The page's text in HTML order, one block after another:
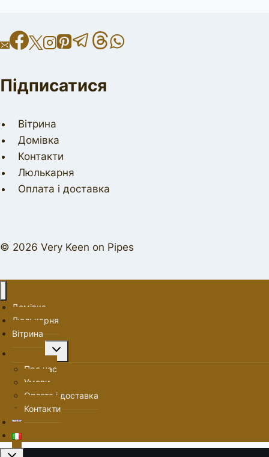
Підписатися
Вітрина
Домівка
Контакти
Люлькарня
Оплата і доставка
© 2026 Very Keen on Pipes
Домівка
Люлькарня
Вітрина
Перемкнути
меню
нащадка
Про нас
Умови
Оплата і доставка
Контакти